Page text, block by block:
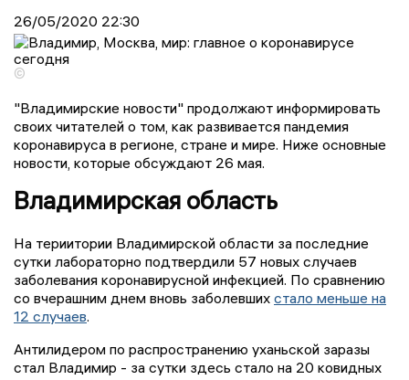
26/05/2020 22:30
©
"Владимирские новости" продолжают информировать
своих читателей о том, как развивается пандемия
коронавируса в регионе, стране и мире. Ниже основные
новости, которые обсуждают 26 мая.
Владимирская область
На териитории Владимирской области за последние
сутки лабораторно подтвердили 57 новых случаев
заболевания коронавирусной инфекцией. По сравнению
со вчерашним днем вновь заболевших стало меньше на
12 случаев.
Антилидером по распространению уханьской заразы
стал Владимир - за сутки здесь стало на 20 ковидных